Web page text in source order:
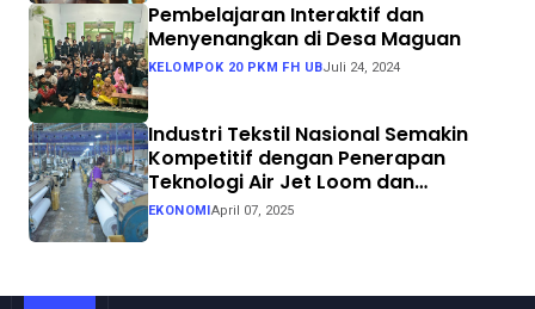
Pembelajaran Interaktif dan
Menyenangkan di Desa Maguan
KELOMPOK 20 PKM FH UBJuli 24, 2024
Industri Tekstil Nasional Semakin
Kompetitif dengan Penerapan
Teknologi Air Jet Loom dan
Continuous Dyeing di CV. Garuda
Solo Perkasa
EKONOMI April 07, 2025